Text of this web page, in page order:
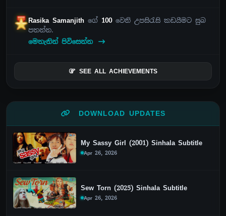
Rasika Samanjithගේ 100වෙනි උපසිරැසි කඩයීමට සුබ
පතන්න.
මෙතැනින් පිවිසෙන්න
SEE ALL ACHIEVEMENTS
DOWNLOAD UPDATES
My Sassy Girl (2001) Sinhala Subtitle
Apr 26, 2026
Sew Torn (2025) Sinhala Subtitle
Apr 26, 2026